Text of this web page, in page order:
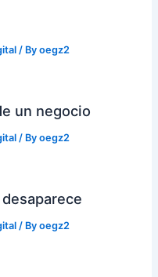
/ Byoegz2
un negocio
/ Byoegz2
/ Byoegz2